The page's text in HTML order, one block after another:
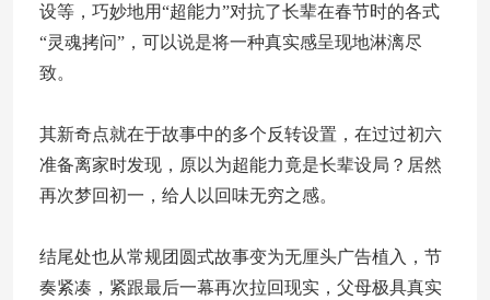
设等，巧妙地用“超能力”对抗了长辈在春节时的各式
“灵魂拷问”，可以说是将一种真实感呈现地淋漓尽
致。
其新奇点就在于故事中的多个反转设置，在过过初六
准备离家时发现，原以为超能力竟是长辈设局？居然
再次梦回初一，给人以回味无穷之感。
结尾处也从常规团圆式故事变为无厘头广告植入，节
奏紧凑，紧跟最后一幕再次拉回现实，父母极具真实